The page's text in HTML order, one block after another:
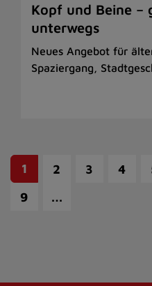
Kopf und Beine –
unterwegs
Neues Angebot für
Spaziergang,
1 2 3 4
9
…